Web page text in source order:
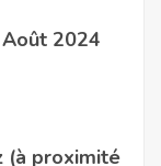
2024
(à proximité